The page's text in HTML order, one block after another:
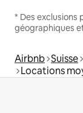
* Des exclusions
géographiques
Airbnb Suisse
Locations